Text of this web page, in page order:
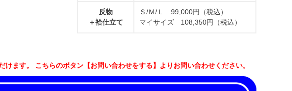
反物
＋袷仕立て
Ｓ/Ｍ/Ｌ 99,000円（税込）
マイサイズ 108,350円（税込）
ます。 こちらのボタン【お問い合わせをする】よりお問い合わせください。